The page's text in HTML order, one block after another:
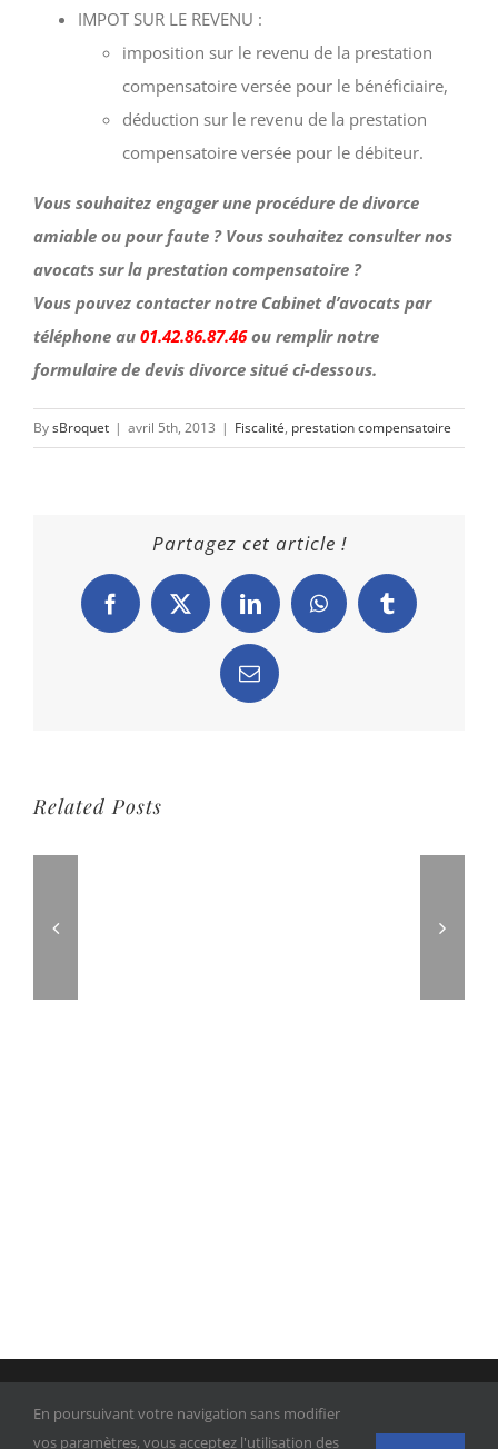
IMPOT SUR LE REVENU :
imposition sur le revenu de la prestation
compensatoire versée pour le bénéficiaire,
déduction sur le revenu de la prestation
compensatoire versée pour le débiteur.
Vous souhaitez engager une procédure de divorce
amiable ou pour faute ? Vous souhaitez consulter nos
avocats sur la prestation compensatoire ?
Vous pouvez contacter notre Cabinet d’avocats par
téléphone au 01.42.86.87.46ou remplir notre
formulaire de devis divorce situé ci-dessous.
BysBroquet | avril 5th, 2013 | Fiscalité, prestation compensatoire
Partagez cet article !
Facebook
X LinkedInWhatsAppTumblr
Email
Related Posts
réservés |Politique de confidentialité|Mentions légales
En poursuivant votre navigation sans modifier
vos paramètres, vous acceptez l'utilisation des